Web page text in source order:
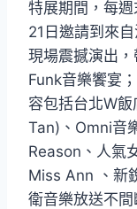
特展期間，每
21日邀請到來
現場震撼演出
Funk音樂饗宴
容包括台北W
Tan)、Omni音
Reason、人氣
Miss Ann 、新
衛音樂放送不間